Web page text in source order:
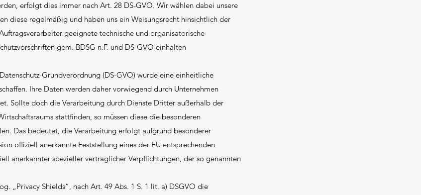
erfolgt dies immer nach Art. 28 DS-GVO. Wir wählen dabei unsere
diese regelmäßig und haben uns ein Weisungsrecht hinsichtlich der
geeignete technische und organisatorische
gem. BDSG n.F. und DS-GVO einhalten
Grundverordnung (DS-GVO) wurde eine einheitliche
Ihre Daten werden daher vorwiegend durch Unternehmen
Sollte doch die Verarbeitung durch Dienste Dritter außerhalb der
stattfinden, so müssen diese die besonderen
Das bedeutet, die Verarbeitung erfolgt aufgrund besonderer
offiziell anerkannte Feststellung eines der EU entsprechenden
anerkannter spezieller vertraglicher Verpflichtungen, der so genannten
„Privacy Shields“, nach Art. 49 Abs. 1 S. 1 lit. a) DSGVO die